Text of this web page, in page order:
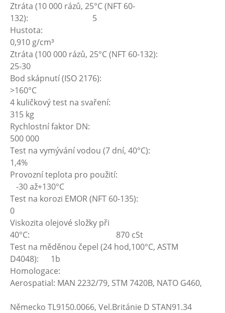
Ztráta (10 000 rázů, 25°C (NFT 60-
132): 5
Hustota:
0,910 g/cm³
Ztráta (100 000 rázů, 25°C (NFT 60-132):
25-30
Bod skápnutí (ISO 2176):
>160°C
4 kuličkový test na svaření:
315 kg
Rychlostní faktor DN:
500 000
Test na vymývání vodou (7 dní, 40°C):
1,4%
Provozní teplota pro použití:
-30 až+130°C
Test na korozi EMOR (NFT 60-135):
0
Viskozita olejové složky při
40°C: 870 cSt
Test na měděnou čepel (24 hod,100°C, ASTM
D4048): 1b
Homologace:
Aerospatial: MAN 2232/79, STM 7420B, NATO G460,
Německo TL9150.0066, Vel.Británie D STAN91.34